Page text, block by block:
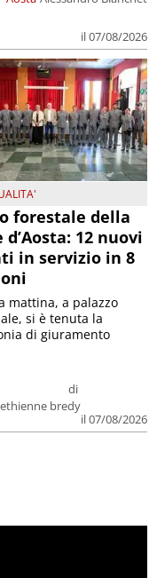
il 07/08/2026
forestale della
d’Aosta: 12 nuovi
in servizio in 8
di
ethienne bredy
il 07/08/2026
mattina, a palazzo
si è tenuta la
di giuramento